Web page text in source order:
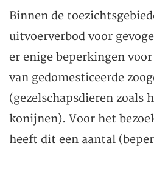
Binnen de
uitvoerverbod voor
er enige beperkingen
van gedomesticeerde
(gezelschapsdieren zoals
konijnen). Voor het
heeft dit een aantal